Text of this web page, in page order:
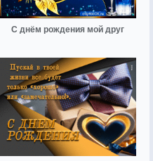
С днём рождения мой друг